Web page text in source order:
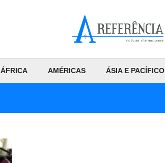
ÁFRICA AMÉRICAS ÁSIA E PACÍFICO